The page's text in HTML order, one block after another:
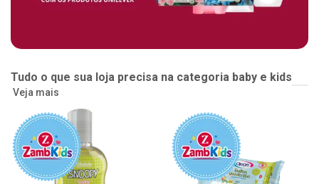
Tudo o que sua loja precisa na categoria baby e kids
Veja mais